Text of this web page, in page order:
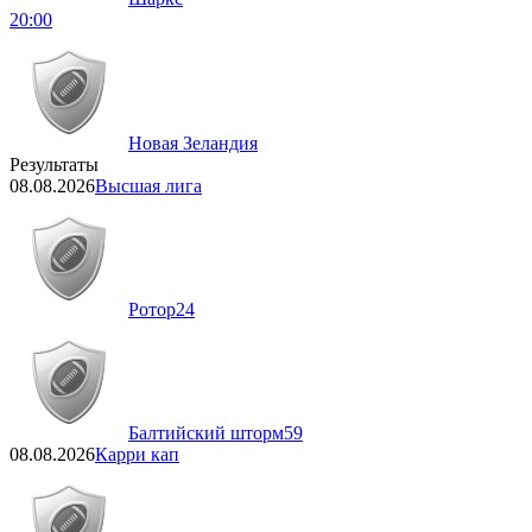
20:00
Новая Зеландия
Результаты
08.08.2026Высшая лига
Ротор24
Балтийский шторм59
08.08.2026Карри кап